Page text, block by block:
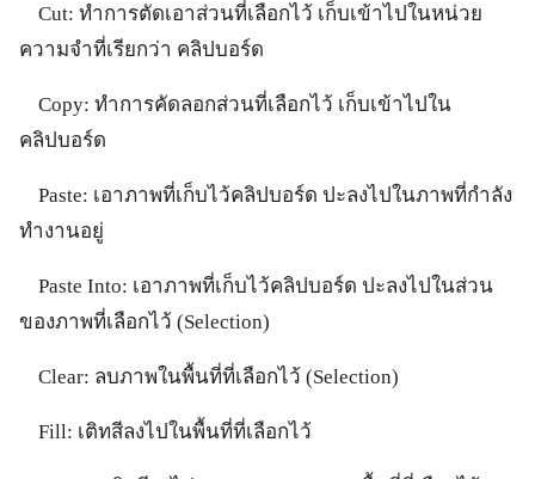
Cut: ทำการตัดเอาส่วนที่เลือกไว้ เก็บเข้าไปในหน่วย
ความจำที่เรียกว่า คลิปบอร์ด
Copy: ทำการคัดลอกส่วนที่เลือกไว้ เก็บเข้าไปใน
คลิปบอร์ด
Paste: เอาภาพที่เก็บไว้คลิปบอร์ด ปะลงไปในภาพที่กำลัง
ทำงานอยู่
Paste Into: เอาภาพที่เก็บไว้คลิปบอร์ด ปะลงไปในส่วน
ของภาพที่เลือกไว้ (Selection)
Clear: ลบภาพในพื้นที่ที่เลือกไว้ (Selection)
Fill: เติทสีลงไปในพื้นที่ที่เลือกไว้